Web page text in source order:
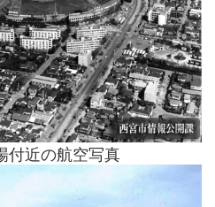
付近の航空写真